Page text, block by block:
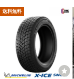
送料無料